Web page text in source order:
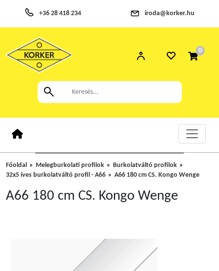
+36 28 418 234 iroda@korker.hu
0
Főoldal Melegburkolati profilok
Burkolatváltó profilok
32x5 íves burkolatváltó profil - A66
A66 180 cm CS. Kongo Wenge
A66 180 cm CS. Kongo Wenge